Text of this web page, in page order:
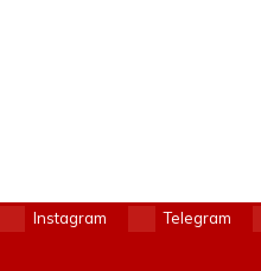
Instagram Telegram